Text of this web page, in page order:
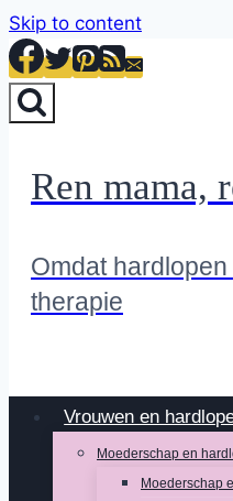
Skip to content
Ren mama,
Omdat
therapie
Vrouwen en
Moederschap en
Moederschap